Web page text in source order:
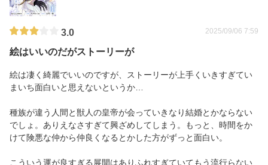
3.0 2025/09/06 7:59
絵はいいのだがストーリーが
絵は凄く綺麗でいいのですが、ストーリーが上手くいきすぎてい
まいち面白いと思えないというか…
種族が違う人間と獣人の皇帝が会っていきなり結婚とかならない
でしょ。ありえなさすぎて興ざめしてしまう。もっと、時間をか
けて険悪な仲から仲良くなるとかした方がずっと面白い。
こういう運が良すぎる展開はありふれすぎていてもう流行らない